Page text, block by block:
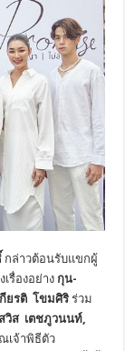
กล่าวต้อนรับแขกผู้
รื่องอย่างกุน-
ยรติ โขมศิริร่วม
วิส เตชภูวนนท์,
เจ้าพิธีตัว